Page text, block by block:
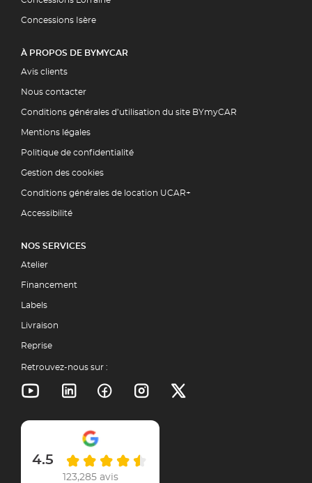
Concessions Isère
À PROPOS DE BYMYCAR
Avis clients
Nous contacter
Conditions générales d’utilisation du site BYmyCAR
Mentions légales
Politique de confidentialité
Gestion des cookies
Conditions générales de location UCAR+
Accessibilité
NOS SERVICES
Atelier
Financement
Labels
Livraison
Reprise
Retrouvez-nous sur :
4.5
123,285 avis